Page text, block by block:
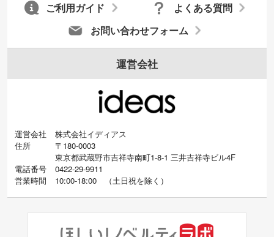
お問い合わせフォーム
よくある質問
ご利用ガイド
運営会社
運営会社
株式会社イディアス
住所
〒180-0003
東京都武蔵野市吉祥寺南町1-8-1 三井吉祥寺ビル4F
電話番号
0422-29-9911
営業時間
10:00-18:00 （土日祝を除く）